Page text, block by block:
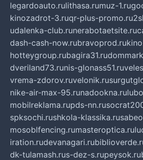
legardoauto.rulithasa.rumuz-1.ru
kinozadrot-3.ruqr-plus-promo.ru
udalenka-club.runerabotaetsite.ru
dash-cash-now.rubravoprod.ru
hotteygroup.rubagira31.ru
dveriland73.runis-glonass51.ru
vrema-zdorov.ruvelonik.ru
nike-air-max-95.runadookna.ru
mobilreklama.rupds-nn.ru
spksochi.rushkola-klassika.ru
mosoblfencing.rumasteroptica.ru
iration.rudevanagari.ru
dk-tulamash.rus-dez-s.rupeysok.ru